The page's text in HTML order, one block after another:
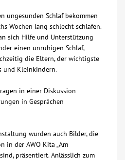
ungesunden Schlaf bekommen
Wochen lang schlecht schlafen.
sich Hilfe und Unterstützung
einen unruhigen Schlaf,
die Eltern, der wichtigste
und Kleinkindern.
in einer Diskussion
in Gesprächen
wurden auch Bilder, die
in der AWO Kita „Am
präsentiert. Anlässlich zum